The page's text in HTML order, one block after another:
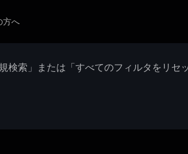
方へ
索」または「すべてのフィルタをリセ